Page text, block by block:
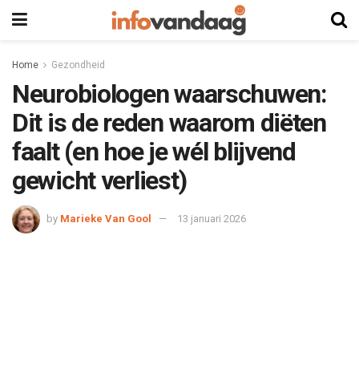
Home Gezondheid
Neurobiologen waarschuwen:
Dit is de reden waarom diëten
faalt (en hoe je wél blijvend
gewicht verliest)
by Marieke Van Gool 13 januari 2026